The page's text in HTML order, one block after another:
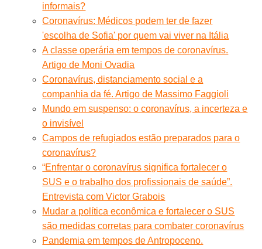
informais?
Coronavírus: Médicos podem ter de fazer
'escolha de Sofia' por quem vai viver na Itália
A classe operária em tempos de coronavírus.
Artigo de Moni Ovadia
Coronavírus, distanciamento social e a
companhia da fé. Artigo de Massimo Faggioli
Mundo em suspenso: o coronavírus, a incerteza e
o invisível
Campos de refugiados estão preparados para o
coronavírus?
“Enfrentar o coronavírus significa fortalecer o
SUS e o trabalho dos profissionais de saúde”.
Entrevista com Victor Grabois
Mudar a política econômica e fortalecer o SUS
são medidas corretas para combater coronavírus
Pandemia em tempos de Antropoceno.